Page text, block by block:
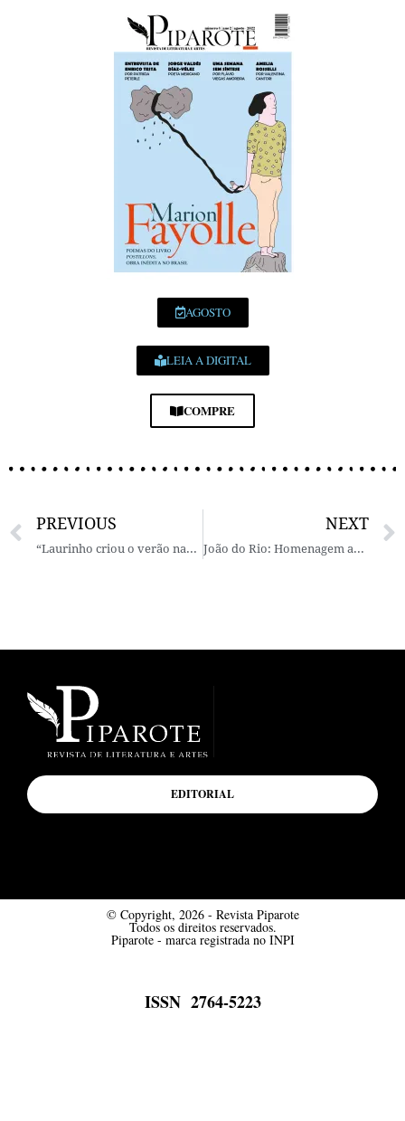
AGOSTO
LEIA A DIGITAL
COMPRE
PREVIOUS
“Laurinho criou o verão nas Estrelas…” – Por Flávio Viegas Amoreira
NEXT
João do Rio: Homenagem ao Flanêur Essencial – Por Leonardo Cohen
EDITORIAL
© Copyright, 2026 - Revista Piparote
Todos os direitos reservados.
Piparote - marca registrada no INPI
ISSN 2764-5223